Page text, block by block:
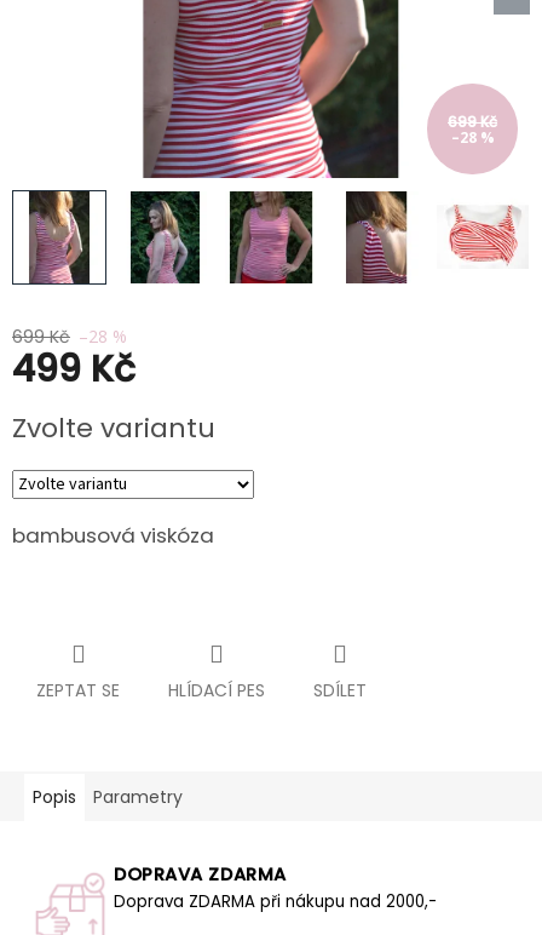
699 Kč
–28 %
699 Kč –28 %
499 Kč
cena:
Zvolte variantu
bambusová viskóza
ZEPTAT SE HLÍDACÍ PES SDÍLET
Popis Parametry
DOPRAVA ZDARMA
Doprava ZDARMA při nákupu nad 2000,-